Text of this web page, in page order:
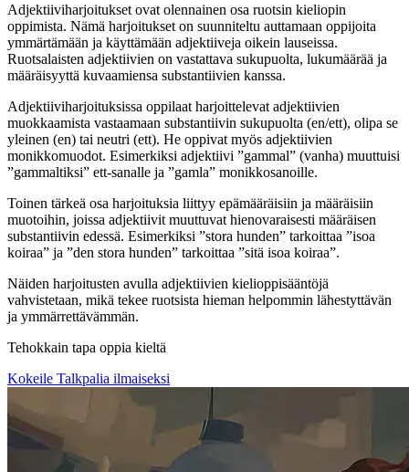
Adjektiiviharjoitukset ovat olennainen osa ruotsin kieliopin
oppimista. Nämä harjoitukset on suunniteltu auttamaan oppijoita
ymmärtämään ja käyttämään adjektiiveja oikein lauseissa.
Ruotsalaisten adjektiivien on vastattava sukupuolta, lukumäärää ja
määräisyyttä kuvaamiensa substantiivien kanssa.
Adjektiiviharjoituksissa oppilaat harjoittelevat adjektiivien
muokkaamista vastaamaan substantiivin sukupuolta (en/ett), olipa se
yleinen (en) tai neutri (ett). He oppivat myös adjektiivien
monikkomuodot. Esimerkiksi adjektiivi ”gammal” (vanha) muuttuisi
”gammaltiksi” ett-sanalle ja ”gamla” monikkosanoille.
Toinen tärkeä osa harjoituksia liittyy epämääräisiin ja määräisiin
muotoihin, joissa adjektiivit muuttuvat hienovaraisesti määräisen
substantiivin edessä. Esimerkiksi ”stora hunden” tarkoittaa ”isoa
koiraa” ja ”den stora hunden” tarkoittaa ”sitä isoa koiraa”.
Näiden harjoitusten avulla adjektiivien kielioppisääntöjä
vahvistetaan, mikä tekee ruotsista hieman helpommin lähestyttävän
ja ymmärrettävämmän.
Tehokkain tapa oppia kieltä
Kokeile Talkpalia ilmaiseksi